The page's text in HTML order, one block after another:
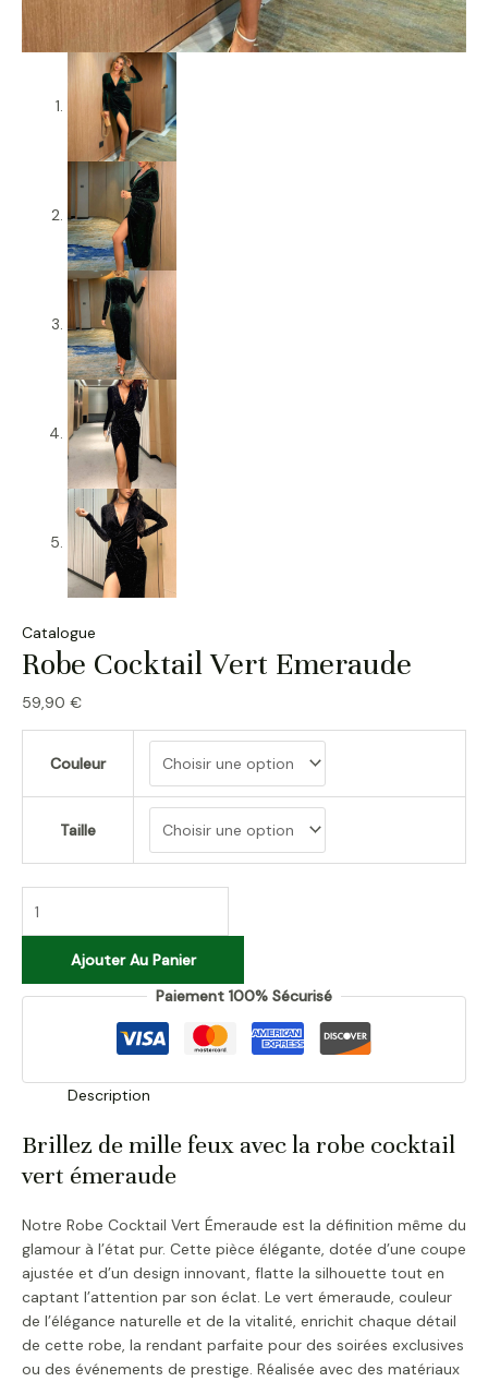
Catalogue
Robe Cocktail Vert Emeraude
59,90 €
Couleur
Taille
Ajouter Au Panier
Paiement 100% Sécurisé
Description
Brillez de mille feux avec la robe cocktail
vert émeraude
Notre Robe Cocktail Vert Émeraude est la définition même du
glamour à l’état pur. Cette pièce élégante, dotée d’une coupe
ajustée et d’un design innovant, flatte la silhouette tout en
captant l’attention par son éclat. Le vert émeraude, couleur
de l’élégance naturelle et de la vitalité, enrichit chaque détail
de cette robe, la rendant parfaite pour des soirées exclusives
ou des événements de prestige. Réalisée avec des matériaux